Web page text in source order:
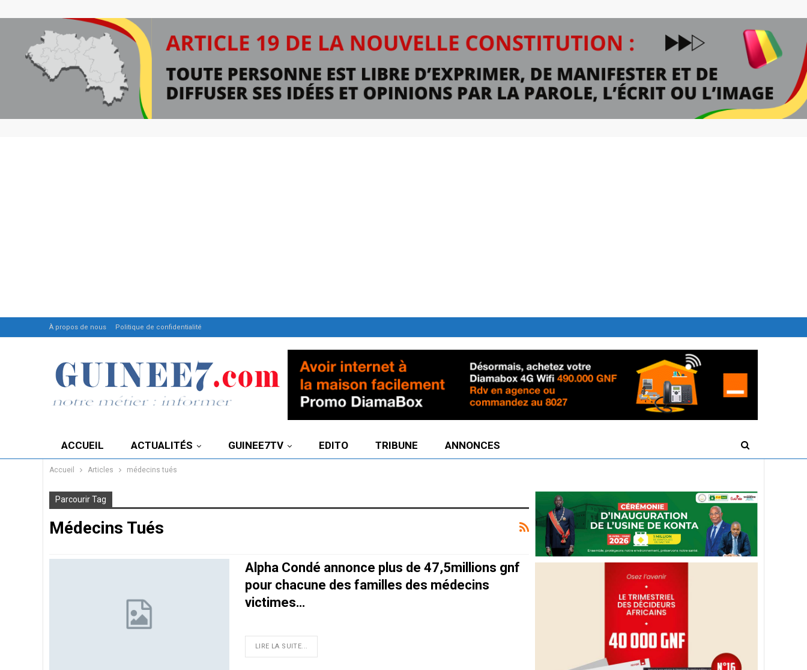
À propos de nous Politique de confidentialité
ACCUEIL ACTUALITÉS GUINEE7TV EDITO TRIBUNE ANNONCES
Accueil Articles médecins tués
Parcourir Tag
Médecins Tués
Alpha Condé annonce plus de 47,5millions gnf
pour chacune des familles des médecins
victimes…
LIRE LA SUITE...